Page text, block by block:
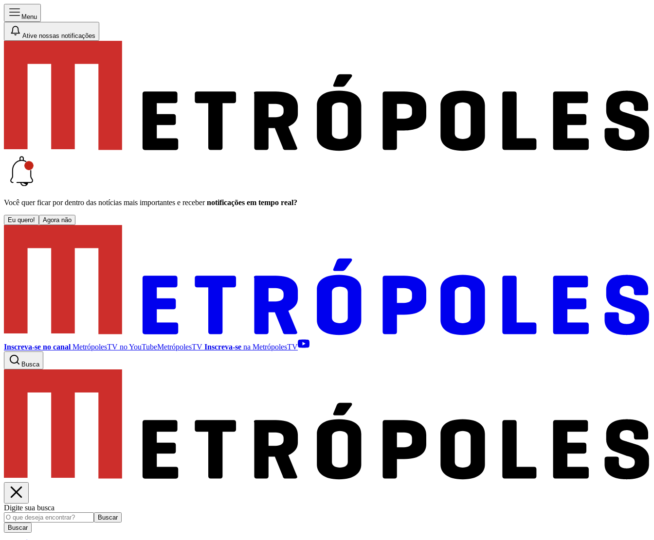
Menu
Ative nossas notificações
Você quer ficar por dentro das notícias mais importantes e receber notificações em tempo real?
Eu quero! Agora não
Inscreva-se no canal MetrópolesTV noYouTubeMetrópolesTV Inscreva-se na MetrópolesTV
Busca
Digite sua busca
Buscar
Buscar